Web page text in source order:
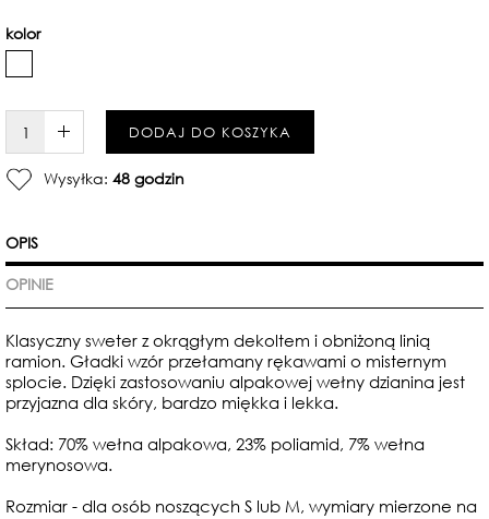
kolor
W KOSZYKU :)DODAJ DO KOSZYKA
Wysyłka: 48 godzin
OPIS
OPINIE
Klasyczny sweter z okrągłym dekoltem i obniżoną linią
ramion. Gładki wzór przełamany rękawami o misternym
splocie. Dzięki zastosowaniu alpakowej wełny dzianina jest
przyjazna dla skóry, bardzo miękka i lekka.
Skład: 70% wełna alpakowa, 23% poliamid, 7% wełna
merynosowa.
Rozmiar - dla osób noszących S lub M, wymiary mierzone na